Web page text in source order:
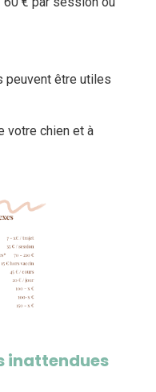
peuvent être utiles
votre chien et à
inattendues